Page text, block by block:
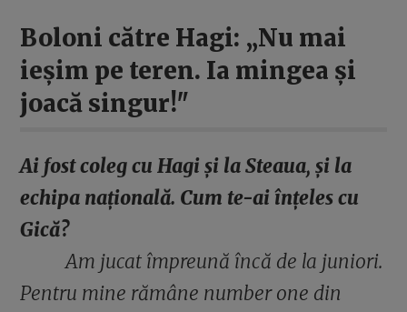
Boloni către Hagi: „Nu mai
ieșim pe teren. Ia mingea și
joacă singur!"
Ai fost coleg cu Hagi și la Steaua, și la
echipa națională. Cum te-ai înțeles cu
Gică?
Am jucat împreună încă de la juniori.
Pentru mine rămâne number one din